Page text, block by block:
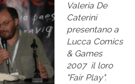
Valeria De
Caterini
presentano a
Lucca Comics
& Games
2007 il loro
"Fair Play".